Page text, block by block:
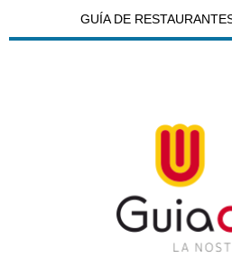
GUÍA DE